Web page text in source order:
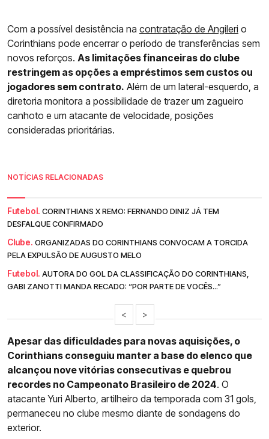
Com a possível desistência na contratação de Angileri o
Corinthians pode encerrar o período de transferências sem
novos reforços. As limitações financeiras do clube
restringem as opções a empréstimos sem custos ou
jogadores sem contrato. Além de um lateral-esquerdo, a
diretoria monitora a possibilidade de trazer um zagueiro
canhoto e um atacante de velocidade, posições
consideradas prioritárias.
NOTÍCIAS RELACIONADAS
Futebol. CORINTHIANS X REMO: FERNANDO DINIZ JÁ TEM
DESFALQUE CONFIRMADO
Clube. ORGANIZADAS DO CORINTHIANS CONVOCAM A TORCIDA
PELA EXPULSÃO DE AUGUSTO MELO
Futebol. AUTORA DO GOL DA CLASSIFICAÇÃO DO CORINTHIANS,
GABI ZANOTTI MANDA RECADO: “POR PARTE DE VOCÊS...”
< >
Apesar das dificuldades para novas aquisições, o
Corinthians conseguiu manter a base do elenco que
alcançou nove vitórias consecutivas e quebrou
recordes no Campeonato Brasileiro de 2024. O
atacante Yuri Alberto, artilheiro da temporada com 31 gols,
permaneceu no clube mesmo diante de sondagens do
exterior.